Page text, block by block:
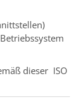
dieser ISO